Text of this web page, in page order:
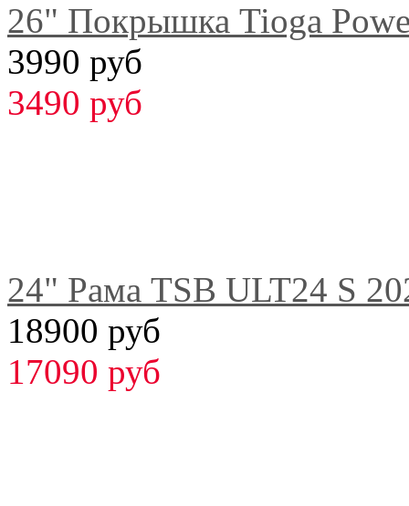
26" Покрышка Tioga
3990 руб
3490 руб
24" Рама TSB ULT24 S
18900 руб
17090 руб